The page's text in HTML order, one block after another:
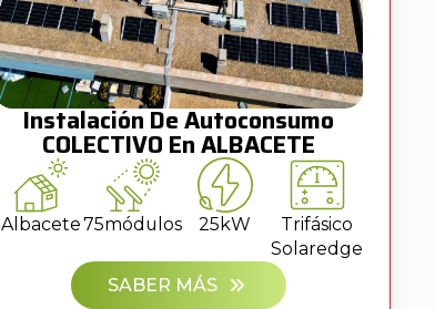
Instalación De Autoconsumo
COLECTIVO En ALBACETE
Albacete75módulos 25kW
Trifásico
Solaredge
SABER MÁS